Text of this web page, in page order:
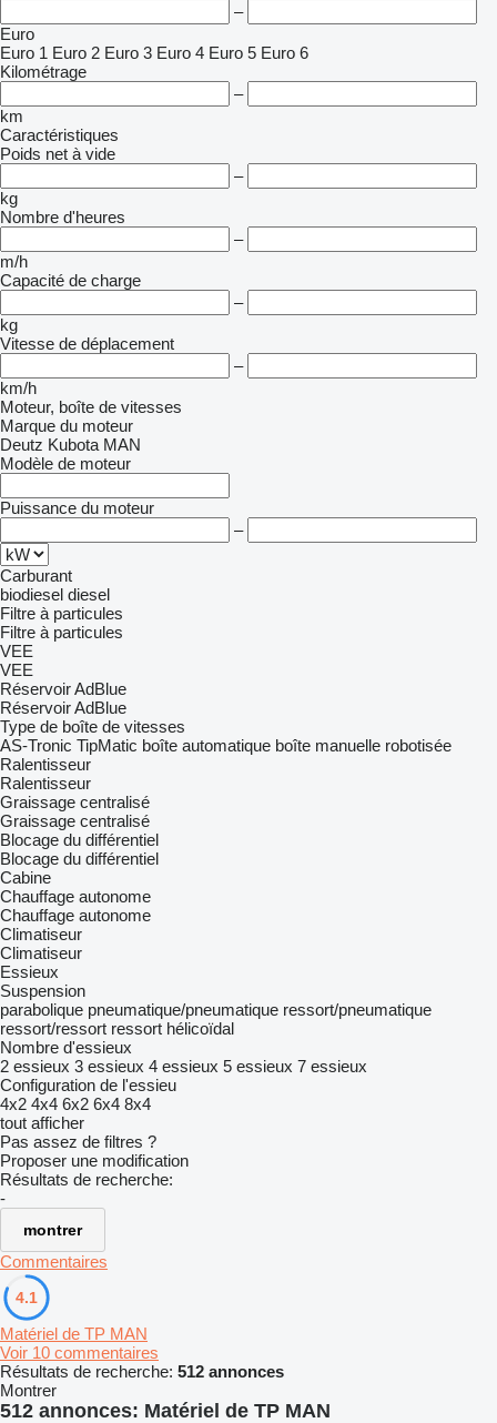
–
Euro
Euro 1 Euro 2 Euro 3 Euro 4 Euro 5 Euro 6
Kilométrage
–
km
Caractéristiques
Poids net à vide
–
kg
Nombre d'heures
–
m/h
Capacité de charge
–
kg
Vitesse de déplacement
–
km/h
Moteur, boîte de vitesses
Marque du moteur
Deutz Kubota MAN
Modèle de moteur
Puissance du moteur
–
Carburant
biodiesel diesel
Filtre à particules
Filtre à particules
VEE
VEE
Réservoir AdBlue
Réservoir AdBlue
Type de boîte de vitesses
AS-Tronic TipMatic boîte automatique boîte manuelle robotisée
Ralentisseur
Ralentisseur
Graissage centralisé
Graissage centralisé
Blocage du différentiel
Blocage du différentiel
Cabine
Chauffage autonome
Chauffage autonome
Climatiseur
Climatiseur
Essieux
Suspension
parabolique pneumatique/pneumatique ressort/pneumatique
ressort/ressort ressort hélicoïdal
Nombre d'essieux
2 essieux 3 essieux 4 essieux 5 essieux 7 essieux
Configuration de l'essieu
4x2 4x4 6x2 6x4 8x4
tout afficher
Pas assez de filtres ?
Proposer une modification
Résultats de recherche:
-
montrer
Commentaires
4.1
Matériel de TP MAN
Voir 10 commentaires
Résultats de recherche: 512 annonces
Montrer
512 annonces: Matériel de TP MAN